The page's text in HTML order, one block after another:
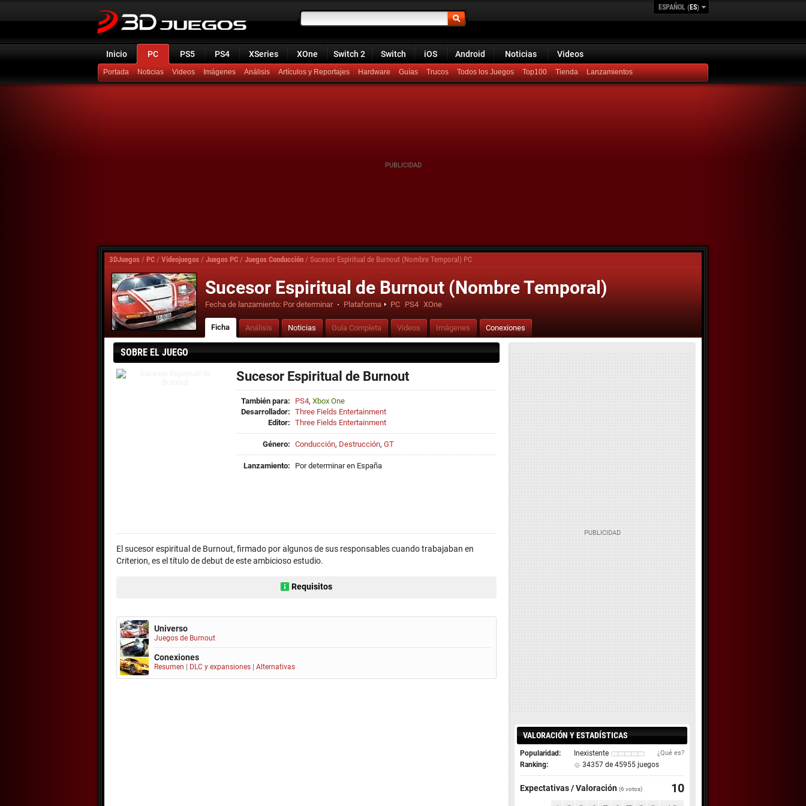
ESPAÑOL (ES)
Inicio PC PS5 PS4 XSeries XOne Switch 2 Switch iOS Android Noticias Videos
Portada Noticias Videos Imágenes Análisis Artículos y Reportajes Hardware Guías Trucos Todos los Juegos Top100 Lanzamientos
3DJuegos / PC / Videojuegos / Juegos PC / Juegos Conducción / Sucesor Espiritual de Burnout (Nombre Temporal) PC
Sucesor Espiritual de Burnout (Nombre Temporal)
Fecha de lanzamiento: Por determinar · Plataforma PC PS4 XOne
Ficha Análisis Noticias Guía Completa Videos Imágenes Conexiones
SOBRE EL JUEGO
Sucesor Espiritual de Burnout
También para: PS4, Xbox One
Desarrollador: Three Fields Entertainment
Editor: Three Fields Entertainment
Género: Conducción, Destrucción, GT
Lanzamiento: Por determinar en España
El sucesor espiritual de Burnout, firmado por algunos de sus responsables cuando trabajaban en
Criterion, es el título de debut de este ambicioso estudio.
Requisitos
Universo
Juegos de Burnout
Conexiones
Resumen DLC y expansiones Alternativas
VALORACIÓN Y ESTADÍSTICAS
Popularidad: Inexistente ¿Qué es?
Ranking: 34357 de 45955 juegos
Expectativas / Valoración (6 votos) 10